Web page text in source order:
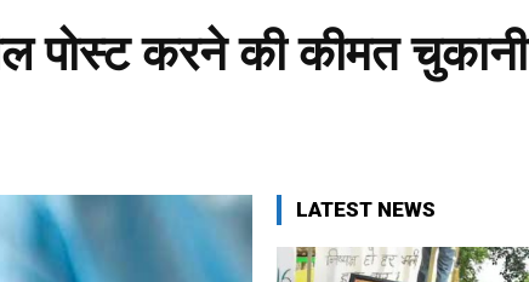
पोस्ट करने की कीमत चुकानी
LATEST NEWS